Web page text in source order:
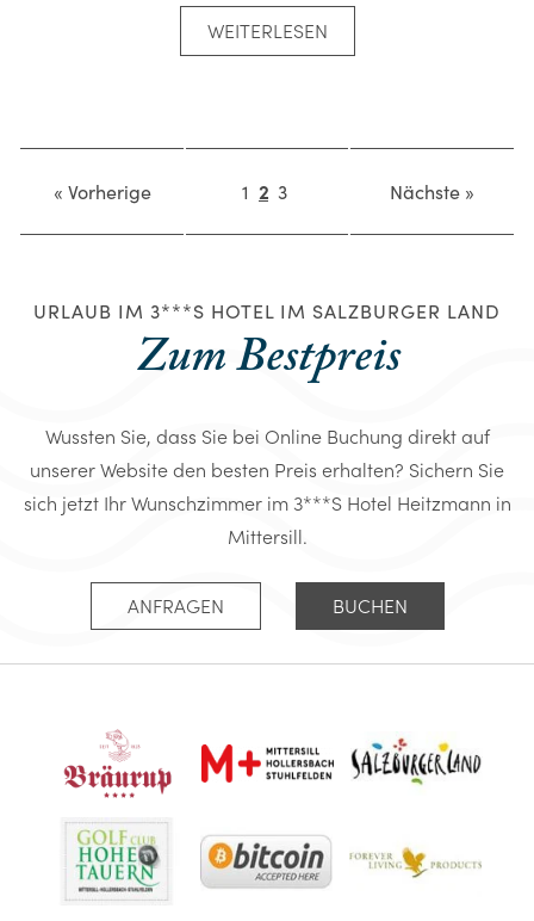
WEITERLESEN
« Vorherige 1 2 3 Nächste »
URLAUB IM 3***S HOTEL IM SALZBURGER LAND
Zum Bestpreis
Wussten Sie, dass Sie bei Online Buchung direkt auf
unserer Website den besten Preis erhalten? Sichern Sie
sich jetzt Ihr Wunschzimmer im 3***S Hotel Heitzmann in
Mittersill.
ANFRAGEN BUCHEN